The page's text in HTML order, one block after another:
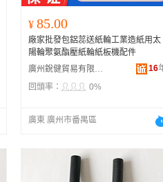
¥ 85.00
廠家批發包鋁蕊送紙輪工業造紙用太
陽輪聚氨酯壓紙輪紙板機配件
廣州銳健貿易有限公司
16
回頭率：
0%
廣東 廣州市番禺區